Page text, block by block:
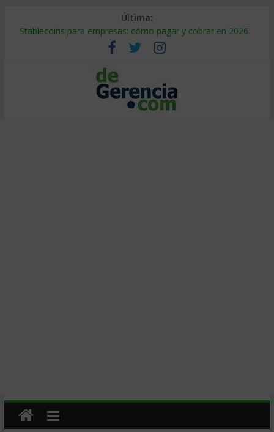
Última:
Stablecoins para empresas: cómo pagar y cobrar en 2026
Despido silencioso: qué es y por qué sale tan caro
IA en selección de personal: cómo auditarla a tiempo
Trabajo forzoso en la cadena de suministro: qué hacer
Mercado hispano de EE. UU.: cómo segmentarlo y venderle